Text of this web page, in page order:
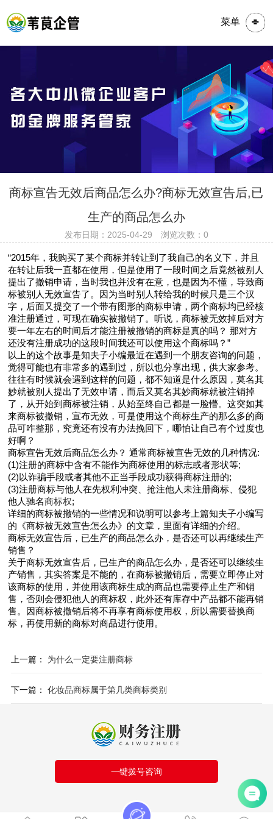
菜单
​​​商标宣告无效后商品怎么办?商标无效宣告后,已
生产的商品怎么办
发布日期：2025-04-29 浏览次数：0
“2015年，我购买了某个商标并转让到了我自己的名义下，并且
在转让后我一直都在使用，但是使用了一段时间之后竟然被别人
提出了撤销申请，当时我也并没有在意，也是因为不懂，导致商
标被别人无效宣告了。因为当时别人转给我的时候只是三个汉
字，后面又提交了一个带有图形的商标申请，两个商标均已经核
准注册通过，可现在确实被撤销了。听说，商标被无效掉后对方
要一年左右的时间后才能注册被撤销的商标是真的吗？ 那对方
还没有注册成功的这段时间我还可以使用这个商标吗？”
以上的这个故事是知夫子小编最近在遇到一个朋友咨询的问题，
觉得可能也有非常多的遇到过，所以也分享出现，供大家参考。
往往有时候就会遇到这样的问题，都不知道是什么原因，莫名其
妙就被别人提出了无效申请，而后又莫名其妙商标就被注销掉
了，从开始到商标被注销，从始至终自己都是一脸懵。这突如其
来商标被撤销，宣布无效，可是使用这个商标生产的那么多的商
品可咋整那，究竟还有没有办法挽回下，哪怕让自己有个过度也
好啊？
商标宣告无效后商品怎么办？ 通常商标被宣告无效的几种情况:
(1)注册的商标中含有不能作为商标使用的标志或者形状等;
(2)以诈骗手段或者其他不正当手段成功获得商标注册的;
(3)注册商标与他人在先权利冲突、抢注他人未注册商标、侵犯
他人驰名商标权;
详细的商标被撤销的一些情况和说明可以参考上篇知夫子小编写
的《商标被无效宣告怎么办》的文章，里面有详细的介绍。
商标无效宣告后，已生产的商品怎么办，是否还可以再继续生产
销售？
关于商标无效宣告后，已生产的商品怎么办，是否还可以继续生
产销售，其实答案是不能的，在商标被撤销后，需要立即停止对
该商标的使用，并使用该商标生成的商品也需要停止生产和销
售，否则会侵犯他人的商标权，此外还有库存中产品都不能再销
售。因商标被撤销后将不再享有商标使用权，所以需要替换商
标，再使用新的商标对商品进行使用。
上一篇： 为什么一定要注册商标
下一篇： 化妆品商标属于第几类商标类别
一键拨号咨询